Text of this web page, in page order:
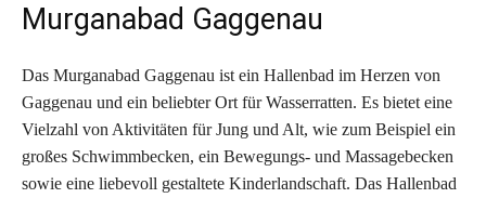
Murganabad Gaggenau
Das Murganabad Gaggenau ist ein Hallenbad im Herzen von
Gaggenau und ein beliebter Ort für Wasserratten. Es bietet eine
Vielzahl von Aktivitäten für Jung und Alt, wie zum Beispiel ein
großes Schwimmbecken, ein Bewegungs- und Massagebecken
sowie eine liebevoll gestaltete Kinderlandschaft. Das Hallenbad